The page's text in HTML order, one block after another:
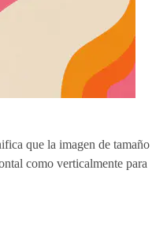
que la imagen de tamaño
como verticalmente para